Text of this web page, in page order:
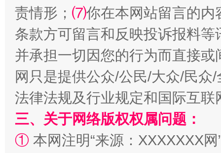
站台名比不上好声名
责情形； ⑺你在本网站留言的内
条款方可留言和反映投诉报料
并承担一切因您的行为而直接
网只是提供公众/公民/大众/民
法律法规及行业规定和国际互
三、关于网络版权权属问题：
① 本网注明“来源：XXXXXXX